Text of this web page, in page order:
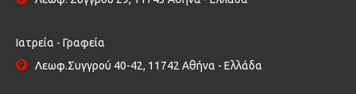
Ιατρεία - Γραφεία
Λεωφ.Συγγρού 40-42, 11742 Αθήνα - Ελλάδα